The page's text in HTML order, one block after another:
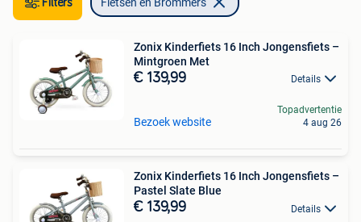
Zonix Kinderfiets 16 Inch Jongensfiets –
Mintgroen Met
€ 139,99 Details
Bezoek website
Topadvertentie
4 aug 26
Zonix Kinderfiets 16 Inch Jongensfiets –
Pastel Slate Blue
€ 139,99 Details